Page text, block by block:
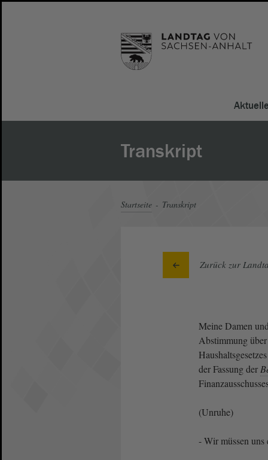
Transkript
Startseite Transkript
Zurück zur
Meine Damen
Abstimmung
der Fassung der
(Unruhe)
- Wir müssen uns